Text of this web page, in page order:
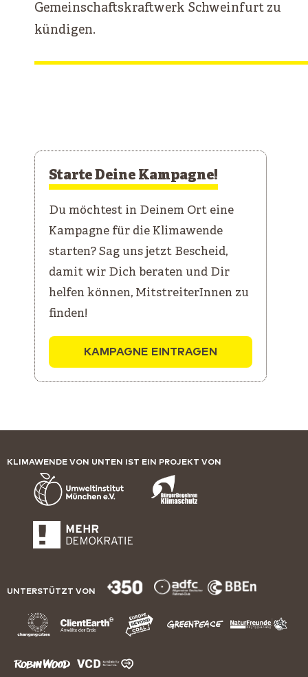
Gemeinschaftskraftwerk Schweinfurt zu
kündigen.
Starte Deine Kampagne!
Du möchtest in Deinem Ort eine
Kampagne für die Klimawende
starten? Sag uns jetzt Bescheid,
damit wir Dich beraten und Dir
helfen können, MitstreiterInnen zu
finden!
KAMPAGNE EINTRAGEN
KLIMAWENDE VON UNTEN IST EIN PROJEKT VON
UNTERSTÜTZT VON